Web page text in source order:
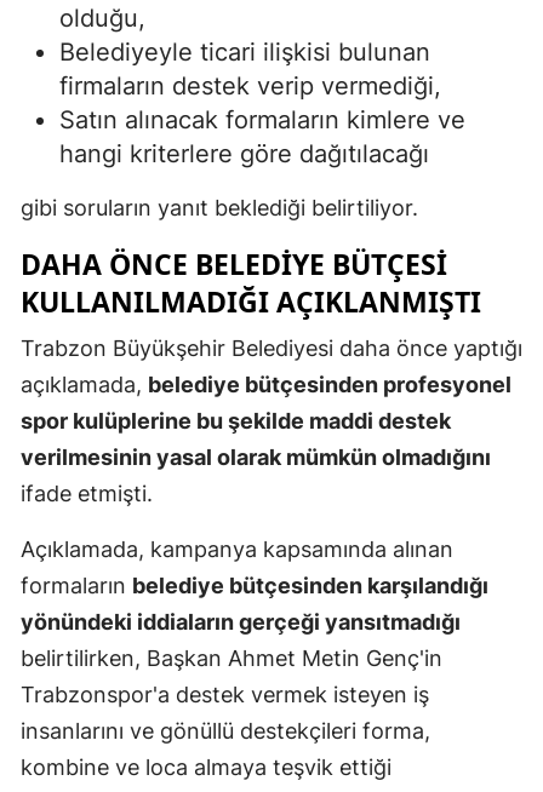
olduğu,
Belediyeyle ticari ilişkisi bulunan
firmaların destek verip vermediği,
Satın alınacak formaların kimlere ve
hangi kriterlere göre dağıtılacağı
gibi soruların yanıt beklediği belirtiliyor.
DAHA ÖNCE BELEDIYE BÜTÇESI
KULLANILMADIĞI AÇIKLANMIŞTI
Trabzon Büyükşehir Belediyesi daha önce yaptığı
açıklamada, belediye bütçesinden profesyonel
spor kulüplerine bu şekilde maddi destek
verilmesinin yasal olarak mümkün olmadığını
ifade etmişti.
Açıklamada, kampanya kapsamında alınan
formaların belediye bütçesinden karşılandığı
yönündeki iddiaların gerçeği yansıtmadığı
belirtilirken, Başkan Ahmet Metin Genç'in
Trabzonspor'a destek vermek isteyen iş
insanlarını ve gönüllü destekçileri forma,
kombine ve loca almaya teşvik ettiği